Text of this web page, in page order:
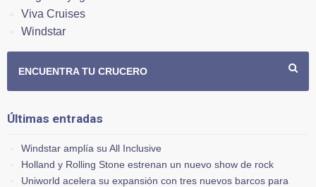
Viva Cruises
Windstar
ENCUENTRA TU CRUCERO
Últimas entradas
Windstar amplía su All Inclusive
Holland y Rolling Stone estrenan un nuevo show de rock
Uniworld acelera su expansión con tres nuevos barcos para